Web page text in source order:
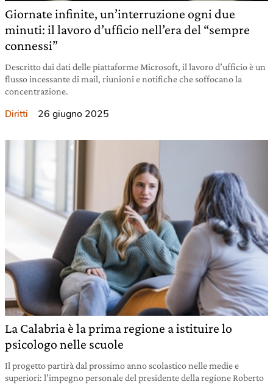
Giornate infinite, un’interruzione ogni due
minuti: il lavoro d’ufficio nell’era del “sempre
connessi”
Descritto dai dati delle piattaforme Microsoft, il lavoro d’ufficio è un
flusso incessante di mail, riunioni e notifiche che soffocano la
concentrazione.
Diritti 26 giugno 2025
La Calabria è la prima regione a istituire lo
psicologo nelle scuole
Il progetto partirà dal prossimo anno scolastico nelle medie e
superiori: l’impegno personale del presidente della regione Roberto